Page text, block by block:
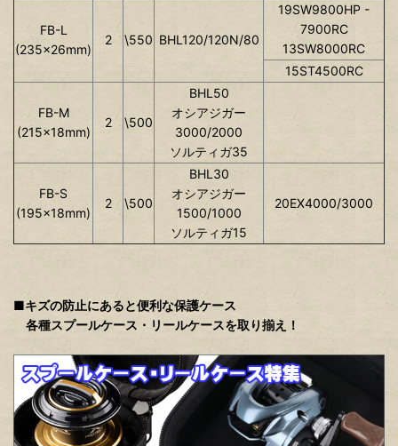
FB-L
(235×26mm)
2 \550 BHL120/120N/80
19SW9800HP -
7900RC
13SW8000RC
15ST4500RC
FB-M
(215×18mm)
2 \500
BHL50
オシアジガー
3000/2000
ソルティガ35
FB-S
(195×18mm)
2 \500
BHL30
オシアジガー
1500/1000
ソルティガ15
20EX4000/3000
■キズの防止にあると便利な保護ケース
各種スプールケース・リールケースを取り揃え！